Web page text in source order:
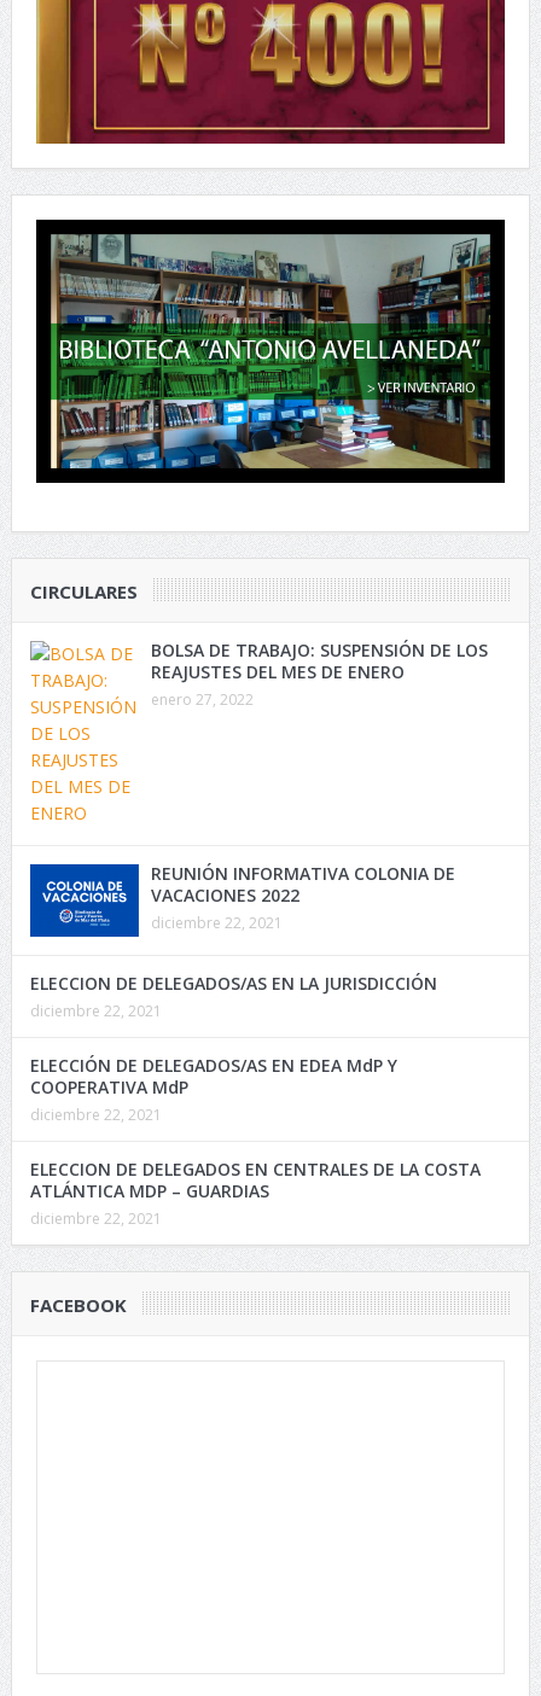
CIRCULARES
BOLSA DE TRABAJO: SUSPENSIÓN DE LOS
REAJUSTES DEL MES DE ENERO
enero 27, 2022
REUNIÓN INFORMATIVA COLONIA DE
VACACIONES 2022
diciembre 22, 2021
ELECCION DE DELEGADOS/AS EN LA JURISDICCIÓN
diciembre 22, 2021
ELECCIÓN DE DELEGADOS/AS EN EDEA MdP Y
COOPERATIVA MdP
diciembre 22, 2021
ELECCION DE DELEGADOS EN CENTRALES DE LA COSTA
ATLÁNTICA MDP – GUARDIAS
diciembre 22, 2021
FACEBOOK